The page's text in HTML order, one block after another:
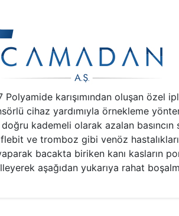
Polyamide karışımından oluşan
cihaz yardımıyla örnekleme
kademeli olarak azalan basıncın
ve tromboz gibi venöz
yaparak bacakta biriken kanı
aşağıdan yukarıya rahat